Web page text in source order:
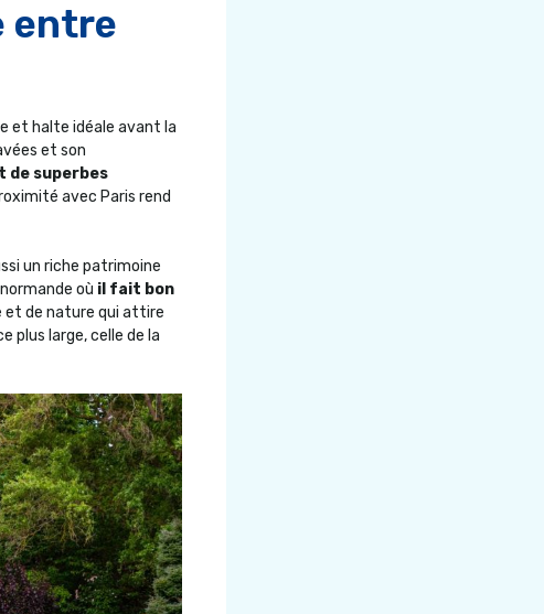
entre
et halte idéale avant la
et son
de superbes
avec Paris rend
un riche patrimoine
où il fait bon
et de nature qui attire
plus large, celle de la